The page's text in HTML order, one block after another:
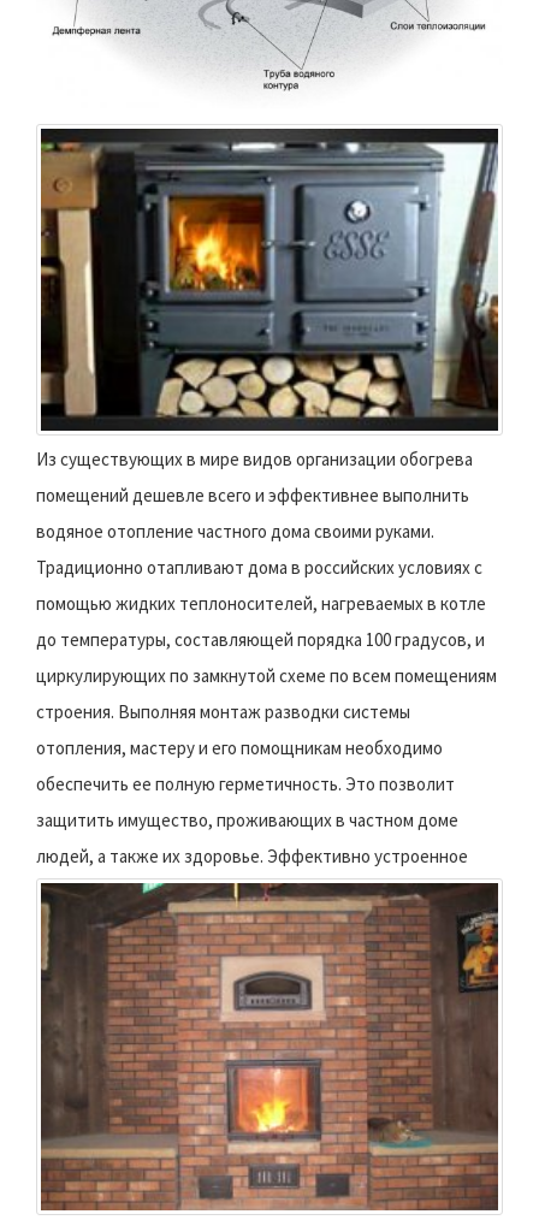
Из существующих в мире видов организации обогрева
помещений дешевле всего и эффективнее выполнить
водяное отопление частного дома своими руками.
Традиционно отапливают дома в российских условиях с
помощью жидких теплоносителей, нагреваемых в котле
до температуры, составляющей порядка 100 градусов, и
циркулирующих по замкнутой схеме по всем помещениям
строения. Выполняя монтаж разводки системы
отопления, мастеру и его помощникам необходимо
обеспечить ее полную герметичность. Это позволит
защитить имущество, проживающих в частном доме
людей, а также их здоровье. Эффективно устроенное